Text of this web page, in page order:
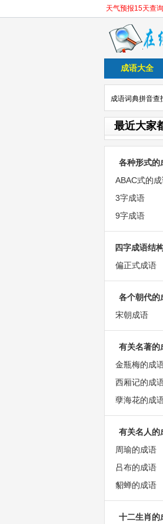
天气预报15天查询
成语大全
成语词典拼音查
最近大家
各种形式的
ABAC式的
3字成语
9字成语
四字成语结
偏正式成语
各个朝代的
宋朝成语
有关名著的
金瓶梅的成
西厢记的成
孽海花的成
有关名人的
周瑜的成语
吕布的成语
貂蝉的成语
十二生肖的